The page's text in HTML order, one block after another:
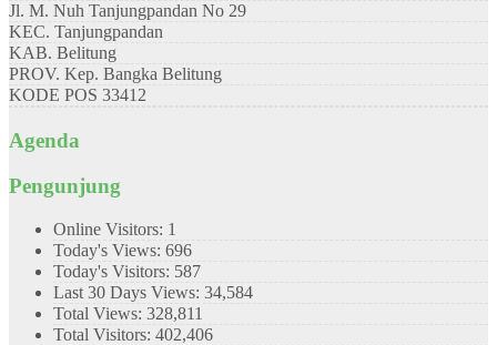
Jl. M. Nuh Tanjungpandan No 29
KEC. Tanjungpandan
KAB. Belitung
PROV. Kep. Bangka Belitung
KODE POS 33412
Agenda
Pengunjung
Online Visitors: 1
Today's Views: 696
Today's Visitors: 587
Last 30 Days Views: 34,584
Total Views: 328,811
Total Visitors: 402,406